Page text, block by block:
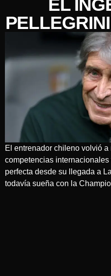
EL
El entrenador chileno volvió a
competencias
perfecta desde su llegada a
todavía sueña con la